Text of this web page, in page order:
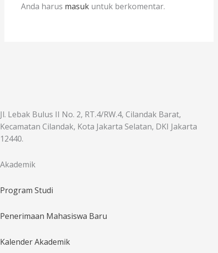
Anda harus masukuntuk berkomentar.
Jl. Lebak Bulus II No. 2, RT.4/RW.4, Cilandak Barat,
Kecamatan Cilandak, Kota Jakarta Selatan, DKI Jakarta
12440.
Akademik
Program Studi
Penerimaan Mahasiswa Baru
Kalender Akademik